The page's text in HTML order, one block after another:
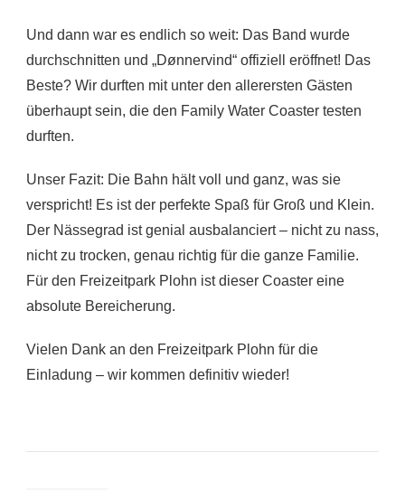
Und dann war es endlich so weit: Das Band wurde
durchschnitten und „Dønnervind“ offiziell eröffnet! Das
Beste? Wir durften mit unter den allerersten Gästen
überhaupt sein, die den Family Water Coaster testen
durften.
Unser Fazit: Die Bahn hält voll und ganz, was sie
verspricht! Es ist der perfekte Spaß für Groß und Klein.
Der Nässegrad ist genial ausbalanciert – nicht zu nass,
nicht zu trocken, genau richtig für die ganze Familie.
Für den Freizeitpark Plohn ist dieser Coaster eine
absolute Bereicherung.
Vielen Dank an den Freizeitpark Plohn für die
Einladung – wir kommen definitiv wieder!